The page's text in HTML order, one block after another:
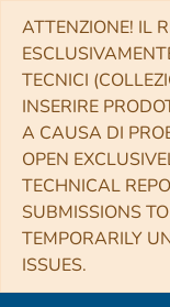
ATTENZIONE! IL
TECNICI
INSERIRE
A CAUSA DI
OPEN
TECHNICAL
SUBMISSIONS
TEMPORARILY
ISSUES.